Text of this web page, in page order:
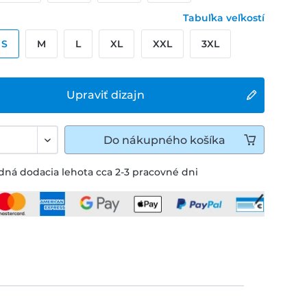
dodacia lehota cca 2-3 pracovné dni
Upraviť dizajn
Tabuľka veľkostí
S M L XL XXL 3XL
Do nákupného košíka